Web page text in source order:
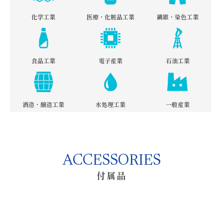
化学工業 医療・化粧品工業 繊維・染色工業
食品工業 電子産業 石油工業
酒造・醸造工業 水処理工業 一般産業
ACCESSORIES
付属品